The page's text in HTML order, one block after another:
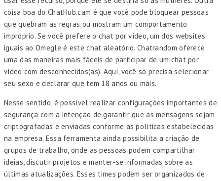
coisa boa do ChatHub.cam é que você pode bloquear pessoas
que quebram as regras ou mostram um comportamento
impróprio. Se você prefere o chat por vídeo, um dos websites
iguais ao Omegle é este chat aleatório. Chatrandom oferece
uma das maneiras mais fáceis de participar de um chat por
vídeo com desconhecidos(as). Aqui, você só precisa selecionar
seu sexo e declarar que tem 18 anos ou mais.
Nesse sentido, é possível realizar configurações importantes de
segurança com a intenção de garantir que as mensagens sejam
criptografadas e enviadas conforme as políticas estabelecidas
na empresa. Essa ferramenta ainda possibilita a criação de
grupos de trabalho, onde as pessoas podem compartilhar
ideias, discutir projetos e manter-se informadas sobre as
últimas atualizações. Esses times podem ser organizados de